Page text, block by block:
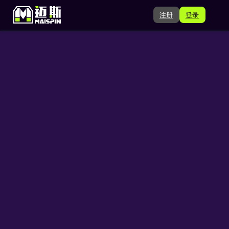
注册 登录